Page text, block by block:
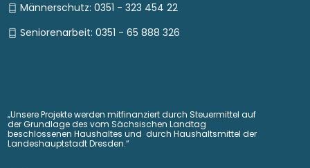
Männerschutz: 0351 - 323 454 22
Seniorenarbeit: 0351 - 65 888 326
„Unsere Projekte werden mitfinanziert durch Steuermittel auf
der Grundlage des vom Sächsischen Landtag
beschlossenen Haushaltes und durch Haushaltsmittel der
Landeshauptstadt Dresden.“